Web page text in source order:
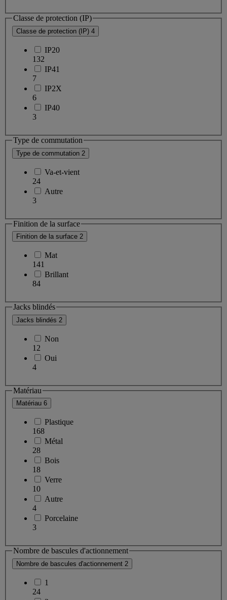
Classe de protection (IP)
Classe de protection (IP) 4
IP20
132
IP41
7
IP2X
6
IP40
3
Type de commutation
Type de commutation 2
Va-et-vient
24
Autre
3
Finition de la surface
Finition de la surface 2
Mat
141
Brillant
84
Jacks blindés
Jacks blindés 2
Non
12
Oui
4
Matériau
Matériau 6
Plastique
168
Métal
28
Bois
18
Verre
10
Autre
4
Porcelaine
3
Nombre de bascules d'actionnement
Nombre de bascules d'actionnement 2
1
24